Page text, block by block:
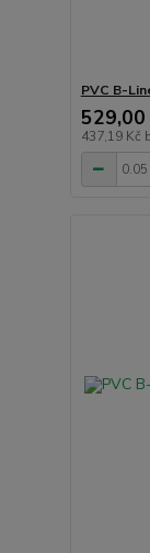
PVC B-
529,00
437,19 Kč